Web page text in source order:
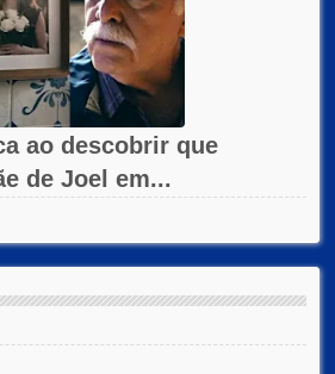
ao descobrir que
de Joel em...